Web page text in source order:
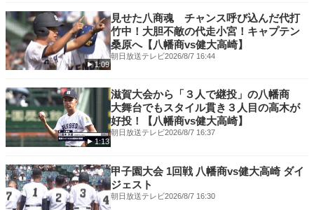
1:09
見せた八商魂 チャンス呼び込んだ代打
竹中！大胆不敵の代走小宮！キャプテン
桑原へ【八幡商vs健大高崎】
朝日放送テレビ2026/8/7 16:44
1:13
滋賀大会から「３人で継投」の八幡商
大舞台でもスタイル貫き３人目の高木が
好投！【八幡商vs健大高崎】
朝日放送テレビ2026/8/7 16:37
甲子園大会 1回戦 八幡商vs健大高崎 ダイ
ジェスト
朝日放送テレビ2026/8/7 16:30